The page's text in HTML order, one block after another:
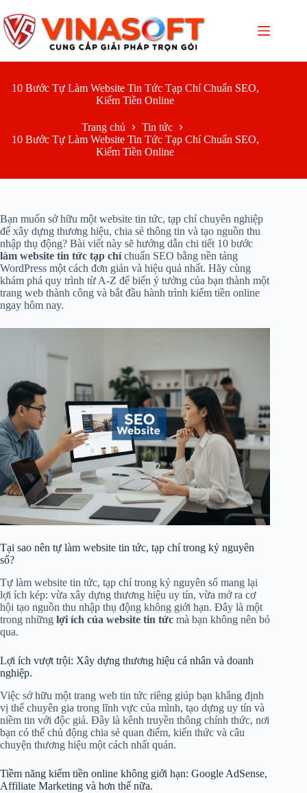
đến
phần
nội
10 Bước Tự Làm Website Tin Tức Tạp Chí Chuẩn SEO,
Kiếm Tiền Online
Trang chủ
Tin tức
10 Bước Tự Làm Website Tin Tức Tạp Chí Chuẩn SEO,
Kiếm Tiền Online
Bạn muốn sở hữu một website tin tức, tạp chí chuyên nghiệp
để xây dựng thương hiệu, chia sẻ thông tin và tạo nguồn thu
nhập thụ động? Bài viết này sẽ hướng dẫn chi tiết 10 bước
làm website tin tức tạp chíchuẩn SEO bằng nền tảng
WordPress một cách đơn giản và hiệu quả nhất. Hãy cùng
khám phá quy trình từ A-Z để biến ý tưởng của bạn thành một
trang web thành công và bắt đầu hành trình kiếm tiền online
ngay hôm nay.
Tại sao nên tự làm website tin tức, tạp chí trong kỷ nguyên
số?
Tự làm website tin tức, tạp chí trong kỷ nguyên số mang lại
lợi ích kép: vừa xây dựng thương hiệu uy tín, vừa mở ra cơ
hội tạo nguồn thu nhập thụ động không giới hạn. Đây là một
trong những lợi ích của website tin tức mà bạn không nên bỏ
qua.
Lợi ích vượt trội: Xây dựng thương hiệu cá nhân và doanh
nghiệp.
Việc sở hữu một trang web tin tức riêng giúp bạn khẳng định
vị thế chuyên gia trong lĩnh vực của mình, tạo dựng uy tín và
niềm tin với độc giả. Đây là kênh truyền thông chính thức, nơi
bạn có thể chủ động chia sẻ quan điểm, kiến thức và câu
chuyện thương hiệu một cách nhất quán.
Tiềm năng kiếm tiền online không giới hạn: Google AdSense,
Affiliate Marketing và hơn thế nữa.